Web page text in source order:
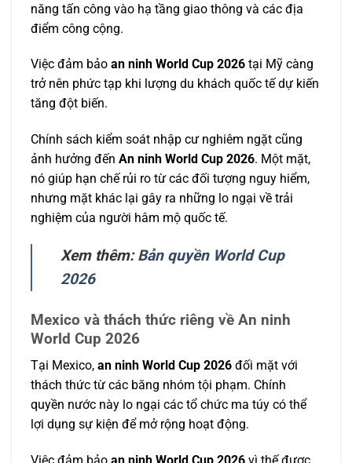
năng tấn công vào hạ tầng giao thông và các địa
điểm công cộng.
Việc đảm bảo an ninh World Cup 2026 tại Mỹ càng
trở nên phức tạp khi lượng du khách quốc tế dự kiến
tăng đột biến.
Chính sách kiểm soát nhập cư nghiêm ngặt cũng
ảnh hưởng đến An ninh World Cup 2026. Một mặt,
nó giúp hạn chế rủi ro từ các đối tượng nguy hiểm,
nhưng mặt khác lại gây ra những lo ngại về trải
nghiệm của người hâm mộ quốc tế.
Xem thêm:Bản quyền World Cup
2026
Mexico và thách thức riêng về An ninh
World Cup 2026
Tại Mexico, an ninh World Cup 2026 đối mặt với
thách thức từ các băng nhóm tội phạm. Chính
quyền nước này lo ngại các tổ chức ma túy có thể
lợi dụng sự kiện để mở rộng hoạt động.